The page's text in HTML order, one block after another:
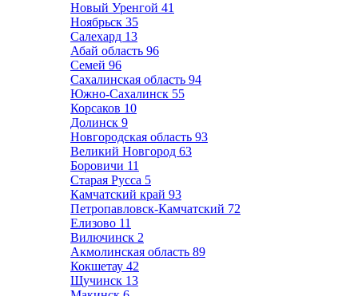
Новый Уренгой 41
Ноябрьск 35
Салехард 13
Абай область 96
Семей 96
Сахалинская область 94
Южно-Сахалинск 55
Корсаков 10
Долинск 9
Новгородская область 93
Великий Новгород 63
Боровичи 11
Старая Русса 5
Камчатский край 93
Петропавловск-Камчатский 72
Елизово 11
Вилючинск 2
Акмолинская область 89
Кокшетау 42
Щучинск 13